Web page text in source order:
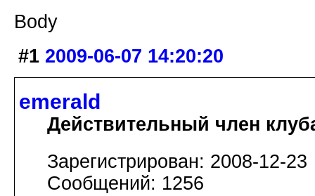
Body
#1 2009-06-07 14:20:20
emerald
Действительный член
Зарегистрирован: 2008-12-23
Сообщений: 1256